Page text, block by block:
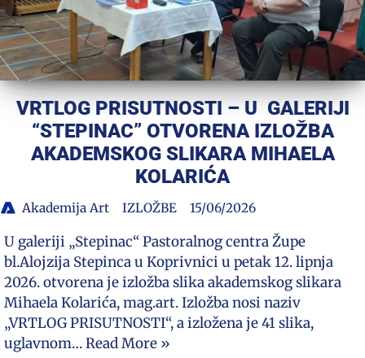
VRTLOG PRISUTNOSTI – U GALERIJI
“STEPINAC” OTVORENA IZLOŽBA
AKADEMSKOG SLIKARA MIHAELA
KOLARIĆA
Akademija Art IZLOŽBE 15/06/2026
U galeriji „Stepinac“ Pastoralnog centra Župe
bl.Alojzija Stepinca u Koprivnici u petak 12. lipnja
2026. otvorena je izložba slika akademskog slikara
Mihaela Kolarića, mag.art. Izložba nosi naziv
„VRTLOG PRISUTNOSTI“, a izložena je 41 slika,
uglavnom…Read More »